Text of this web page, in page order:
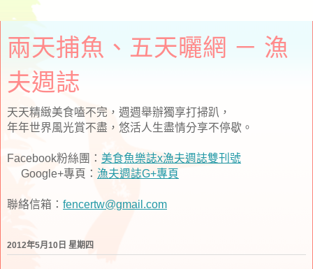
兩天捕魚、五天曬網 － 漁
夫週誌
天天精緻美食嗑不完，週週舉辦獨享打掃趴，
年年世界風光賞不盡，悠活人生盡情分享不停歇。
Facebook粉絲團： 美食魚樂誌x漁夫週誌雙刊號
Google+專頁： 漁夫週誌G+專頁
聯絡信箱： fencertw@gmail.com
2012年5月10日 星期四